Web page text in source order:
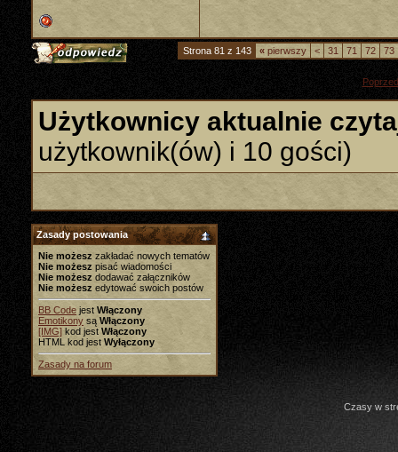
Strona 81 z 143 « pierwszy < 31 71 72 73
Użytkownicy aktualnie
użytkownik(ów) i 10 gości)
Zasady postowania
Nie możesz zakładać nowych tematów
Nie możesz pisać wiadomości
Nie możesz dodawać załączników
Nie możesz edytować swoich postów
BB Code jest Włączony
Emotikony są Włączony
[IMG] kod jest Włączony
HTML kod jest Wyłączony
Zasady na forum
Czasy w